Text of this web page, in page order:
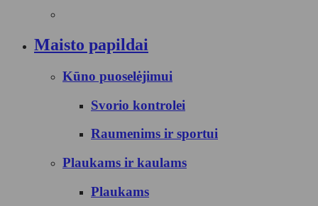
Maisto papildai
Kūno puoselėjimui
Svorio kontrolei
Raumenims ir sportui
Plaukams ir kaulams
Plaukams